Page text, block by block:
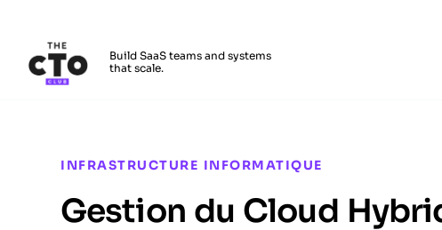
Build SaaS teams and systems
that scale.
INFRASTRUCTURE INFORMATIQUE
Gestion du Cloud